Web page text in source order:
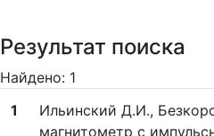
Результат поиска
Найдено: 1
1
Ильинский Д.И.,
магнитометр с